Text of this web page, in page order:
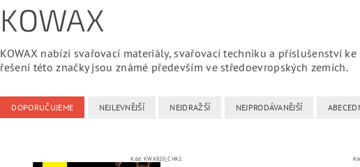
KOWAX
KOWAX nabízí svařovací materiály, svařovací techniku a příslušenství
řešení této značky jsou známé především ve středoevropských zemích.
DOPORUČUJEME NEJLEVNĚJŠÍ NEJDRAŽŠÍ NEJPRODÁVANĚJŠÍ
Kód: KWX820_CHK2